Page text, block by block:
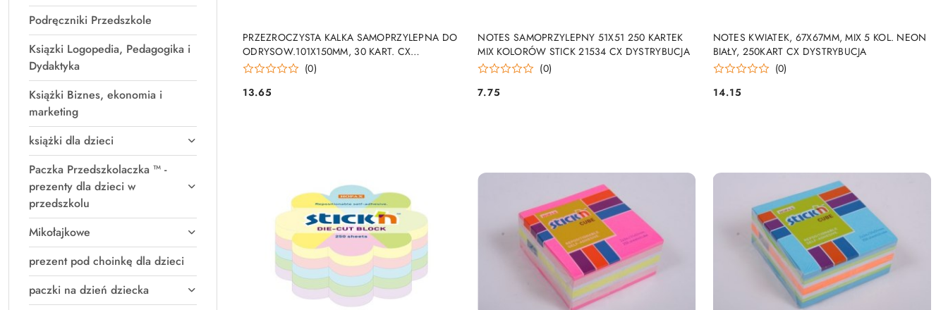
Podręczniki Przedszkole
Ksiązki Logopedia, Pedagogika i
Dydaktyka
Książki Biznes, ekonomia i
marketing
książki dla dzieci
Paczka Przedszkolaczka ™ -
prezenty dla dzieci w
przedszkolu
Mikołajkowe
prezent pod choinkę dla dzieci
paczki na dzień dziecka
PRZEZROCZYSTA KALKA SAMOPRZYLEPNA DO
ODRYSOW.101X150MM, 30 KART. CX
DYSTRYBUCJA(0)
Cena:
13.65
PRODUKT NIEDOSTĘPNY
NOTES SAMOPRZYLEPNY 51X51 250 KARTEK
MIX KOLORÓW STICK 21534 CX DYSTRYBUCJA
(0)
Cena:
7.75
PRODUKT NIEDOSTĘPNY
NOTES KWIATEK, 67X67MM, MIX 5 KOL. NEON
BIAŁY, 250KART CX DYSTRYBUCJA
(0)
Cena:
14.15
PRODUKT NIEDOSTĘPNY